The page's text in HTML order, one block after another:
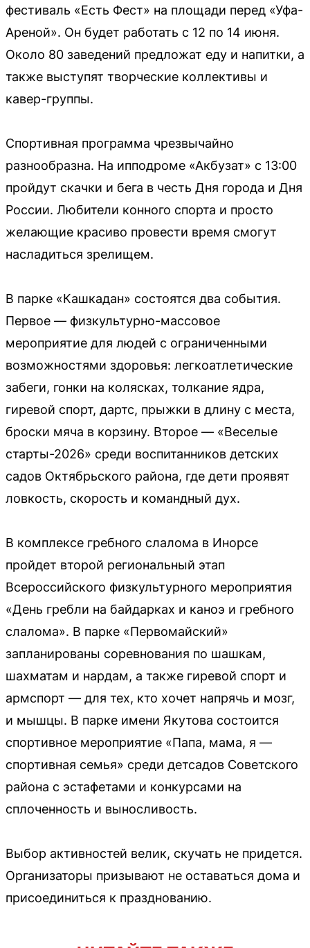
фестиваль «Есть Фест» на площади перед «Уфа-
Ареной». Он будет работать с 12 по 14 июня.
Около 80 заведений предложат еду и напитки, а
также выступят творческие коллективы и
кавер-группы.
Спортивная программа чрезвычайно
разнообразна. На ипподроме «Акбузат» с 13:00
пройдут скачки и бега в честь Дня города и Дня
России. Любители конного спорта и просто
желающие красиво провести время смогут
насладиться зрелищем.
В парке «Кашкадан» состоятся два события.
Первое — физкультурно-массовое
мероприятие для людей с ограниченными
возможностями здоровья: легкоатлетические
забеги, гонки на колясках, толкание ядра,
гиревой спорт, дартс, прыжки в длину с места,
броски мяча в корзину. Второе — «Веселые
старты-2026» среди воспитанников детских
садов Октябрьского района, где дети проявят
ловкость, скорость и командный дух.
В комплексе гребного слалома в Инорсе
пройдет второй региональный этап
Всероссийского физкультурного мероприятия
«День гребли на байдарках и каноэ и гребного
слалома». В парке «Первомайский»
запланированы соревнования по шашкам,
шахматам и нардам, а также гиревой спорт и
армспорт — для тех, кто хочет напрячь и мозг,
и мышцы. В парке имени Якутова состоится
спортивное мероприятие «Папа, мама, я —
спортивная семья» среди детсадов Советского
района с эстафетами и конкурсами на
сплоченность и выносливость.
Выбор активностей велик, скучать не придется.
Организаторы призывают не оставаться дома и
присоединиться к празднованию.